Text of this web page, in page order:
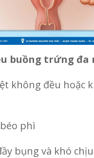
buồng trứng đa
không đều hoặc
phì
bụng và khó